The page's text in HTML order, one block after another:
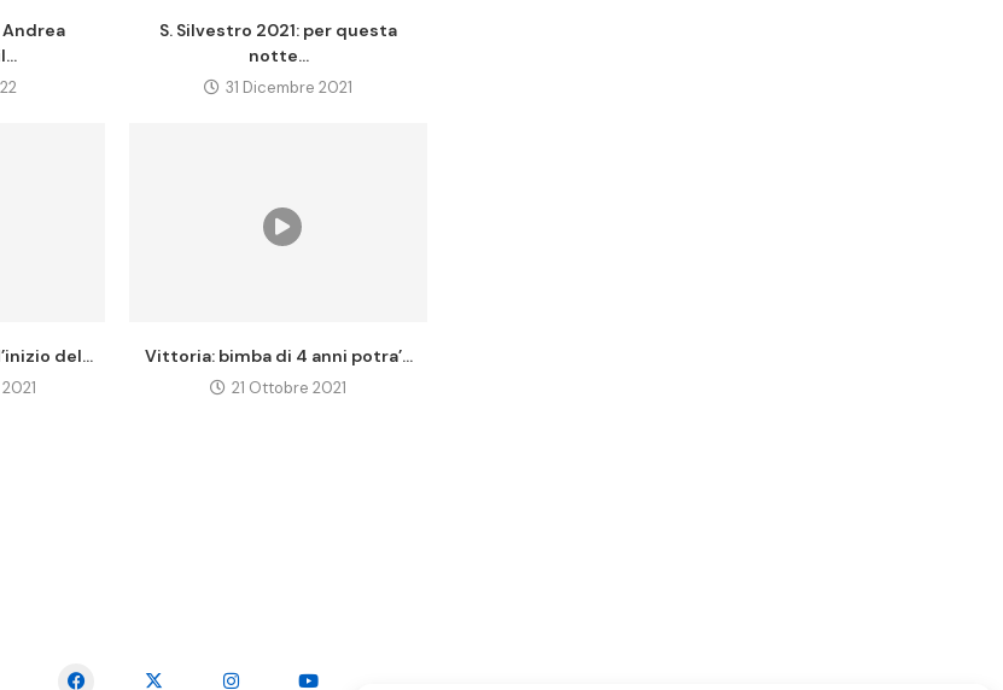
Andrea
S. Silvestro 2021: per questa
notte...
31 Dicembre 2021
del... Vittoria: bimba di 4 anni potra’...
21 Ottobre 2021